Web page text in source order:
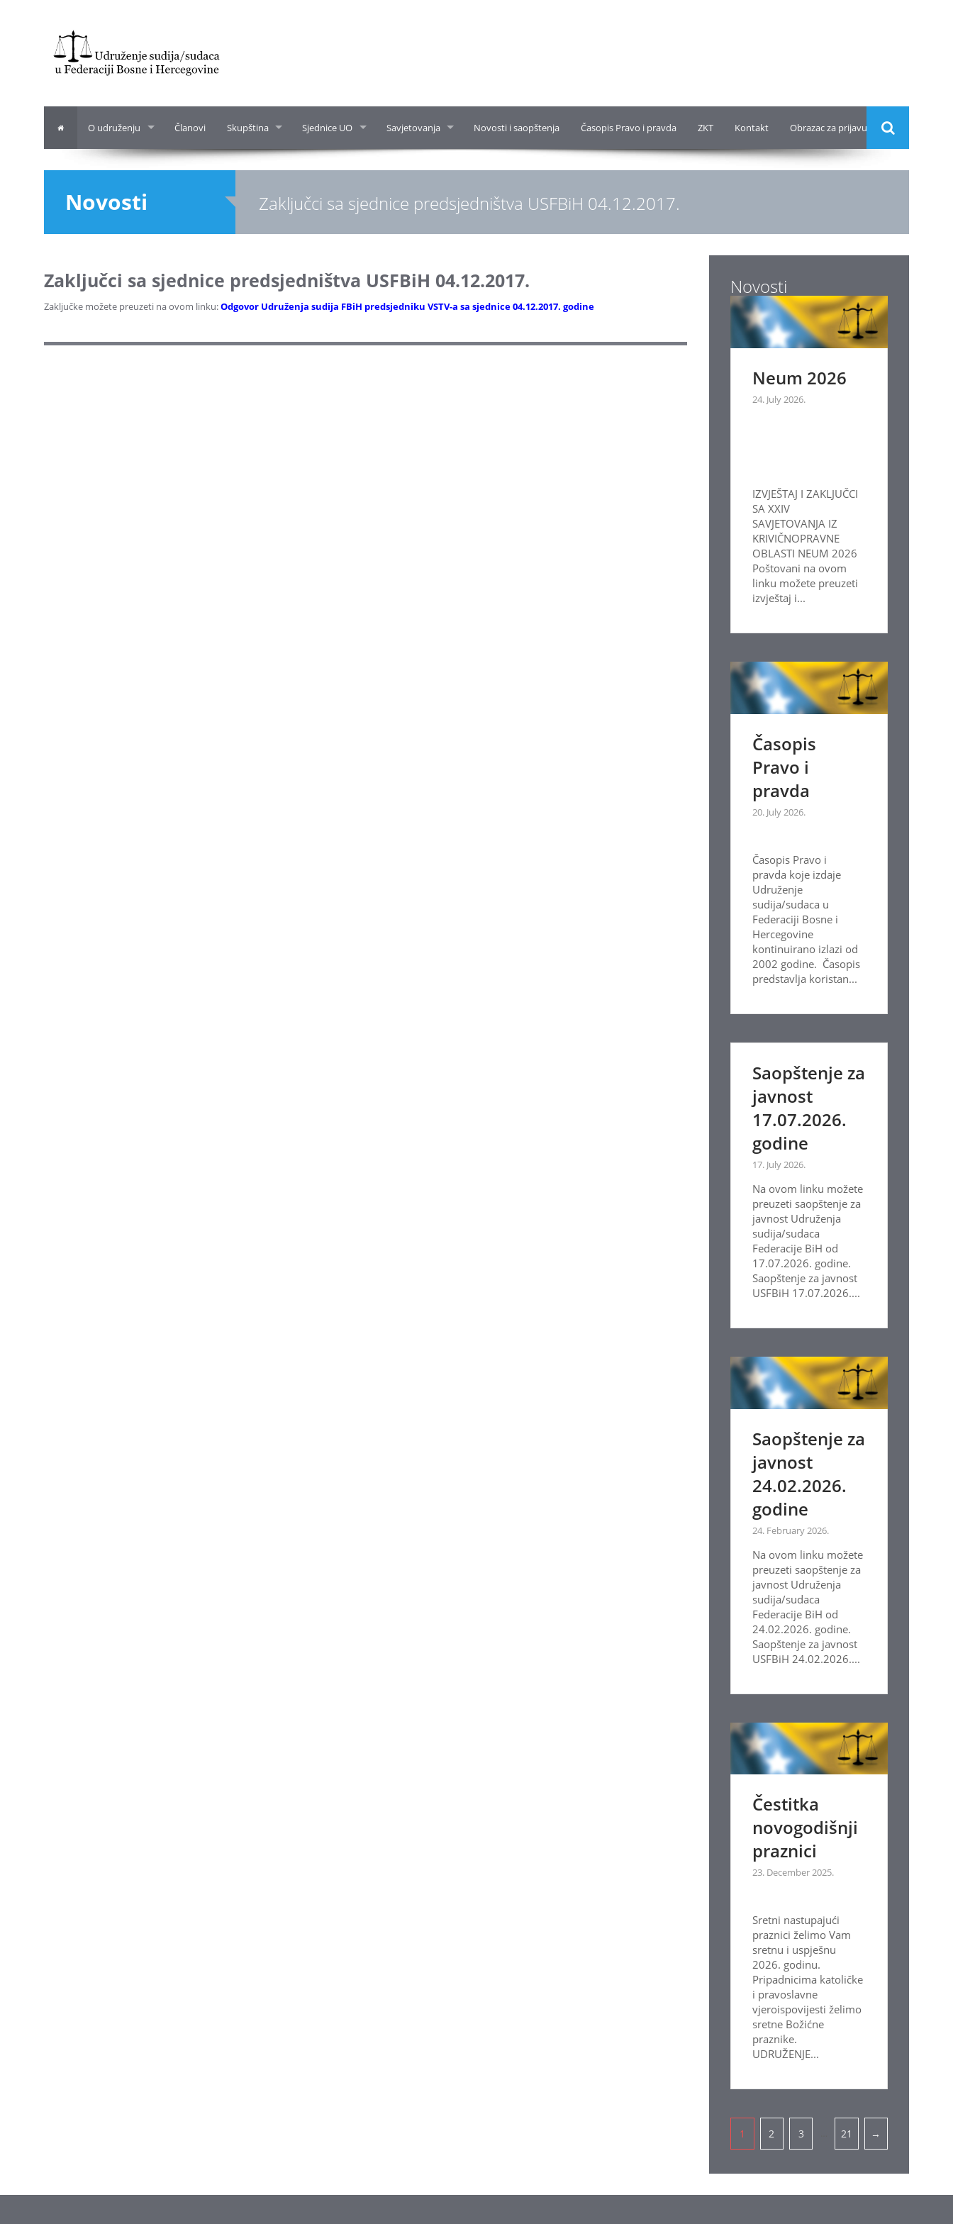
O udruženju Članovi Skupština Sjednice UO Savjetovanja Novosti i saopštenja Časopis Pravo i pravda ZKT Kontakt Obrazac za prijavu
Novosti Zaključci sa sjednice predsjedništva USFBiH 04.12.2017.
Zaključci sa sjednice predsjedništva USFBiH 04.12.2017.
Zaključke možete preuzeti na ovom linku:Odgovor Udruženja sudija FBiH predsjedniku VSTV-a sa sjednice 04.12.2017. godine
Novosti
Neum 2026
24. July 2026.
IZVJEŠTAJ I ZAKLJUČCI
SA XXIV
SAVJETOVANJA IZ
KRIVIČNOPRAVNE
OBLASTI NEUM 2026
Poštovani na ovom
linku možete preuzeti
izvještaj i...
Časopis
Pravo i
pravda
20. July 2026.
Časopis Pravo i
pravda koje izdaje
Udruženje
sudija/sudaca u
Federaciji Bosne i
Hercegovine
kontinuirano izlazi od
2002 godine. Časopis
predstavlja koristan...
Saopštenje za
javnost
17.07.2026.
godine
17. July 2026.
Na ovom linku možete
preuzeti saopštenje za
javnost Udruženja
sudija/sudaca
Federacije BiH od
17.07.2026. godine.
Saopštenje za javnost
USFBiH 17.07.2026....
Saopštenje za
javnost
24.02.2026.
godine
24. February 2026.
Na ovom linku možete
preuzeti saopštenje za
javnost Udruženja
sudija/sudaca
Federacije BiH od
24.02.2026. godine.
Saopštenje za javnost
USFBiH 24.02.2026....
Čestitka
novogodišnji
praznici
23. December 2025.
Sretni nastupajući
praznici želimo Vam
sretnu i uspješnu
2026. godinu.
Pripadnicima katoličke
i pravoslavne
vjeroispovijesti želimo
sretne Božićne
praznike.
UDRUŽENJE...
Pagination
1 2 3 21 →